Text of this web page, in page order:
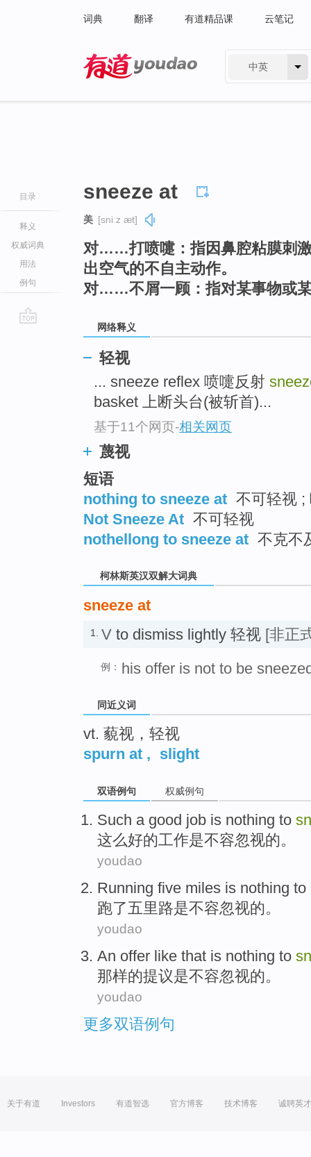
词典 翻译 有道精品课 云笔记
中英
目录
释义
权威词典
用法
例句
sneeze at
美 [sniːz æt]
对……打喷嚏：指因鼻腔粘膜刺
出空气的不自主动作。
对……不屑一顾：指对某事物或
网络释义
轻视
... sneeze reflex 喷嚏反射
basket 上断头台(被斩首)...
基于11个网页-相关网页
蔑视
短语
nothing to sneeze at 不可轻视 ;
Not Sneeze At 不可轻视
nothellong to sneeze at 不克不
柯林斯英汉双解大词典
sneeze at
1. V to dismiss lightly 轻视 [非正
例： his offer is not to be
同近义词
vt. 藐视，轻视
spurn at , slight
双语例句 权威例句
Such a good job is nothing to
这么好的工作是不容忽视的。
youdao
Running five miles is nothing to
跑了五里路是不容忽视的。
youdao
An offer like that is nothing to
那样的提议是不容忽视的。
youdao
更多双语例句
关于有道 Investors 有道智选 官方博客 技术博客 诚聘英才